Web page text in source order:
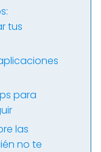
tus
para
las
no te